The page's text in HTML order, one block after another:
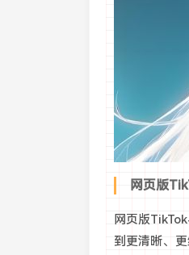
网页版
网页版
到更清晰、